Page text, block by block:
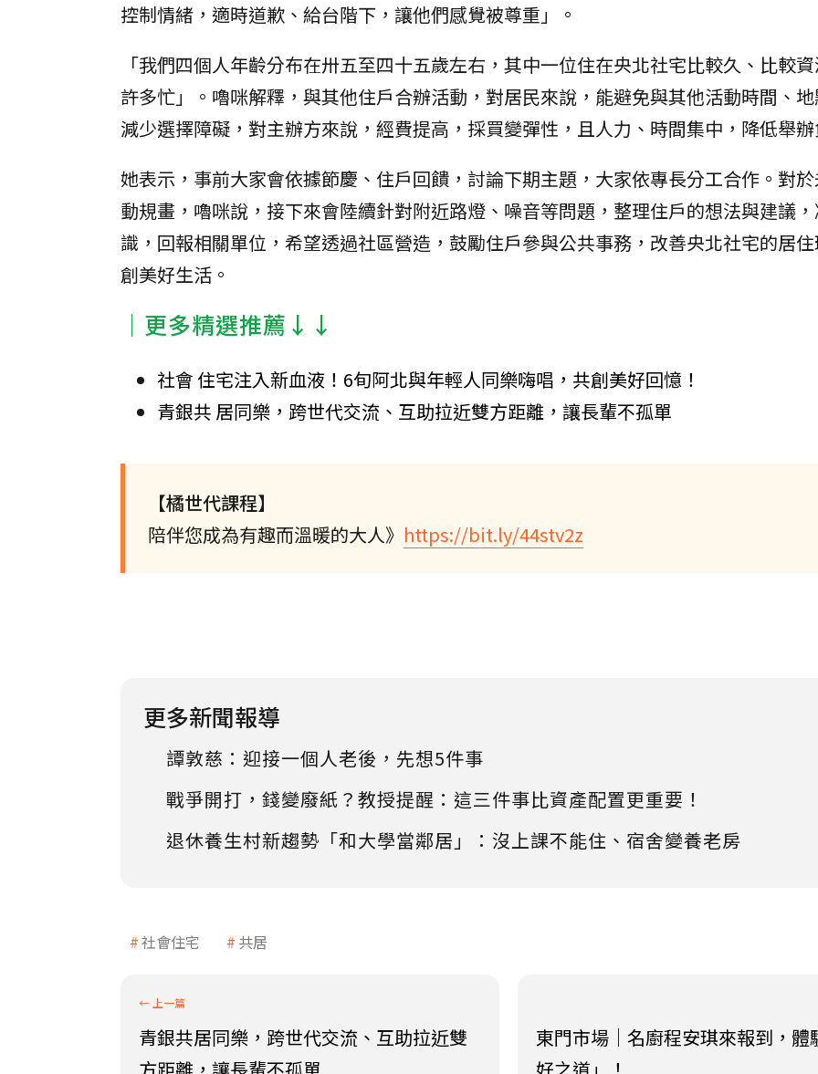
控制情緒，適時道歉、給台階下，讓他們感覺被尊重」。
「我們四個人年齡分布在卅五至四十五歲左右，其中一位住在央北社宅比較久、比較
許多忙」。嚕咪解釋，與其他住戶合辦活動，對居民來說，能避免與其他活動時間、
減少選擇障礙，對主辦方來說，經費提高，採買變彈性，且人力、時間集中，降低舉
她表示，事前大家會依據節慶、住戶回饋，討論下期主題，大家依專長分工合作。對
動規畫，嚕咪說，接下來會陸續針對附近路燈、噪音等問題，整理住戶的想法與建議
識，回報相關單位，希望透過社區營造，鼓勵住戶參與公共事務，改善央北社宅的居
創美好生活。
│更多精選推薦↓↓
社會 住宅注入新血液！6旬阿北與年輕人同樂嗨唱，共創美好回憶！
青銀共 居同樂，跨世代交流、互助拉近雙方距離，讓長輩不孤單
【橘世代課程】
陪伴您成為有趣而溫暖的大人》 https://bit.ly/44stv2z
更多新聞報導
譚敦慈：迎接一個人老後，先想5件事
戰爭開打，錢變廢紙？教授提醒：這三件事比資產配置更重要！
退休養生村新趨勢「和大學當鄰居」：沒上課不能住、宿舍變養老房
社會住宅 共居
青銀共居同樂，跨世代交流、互助拉近雙
東門市場｜名廚程安琪來報到，體